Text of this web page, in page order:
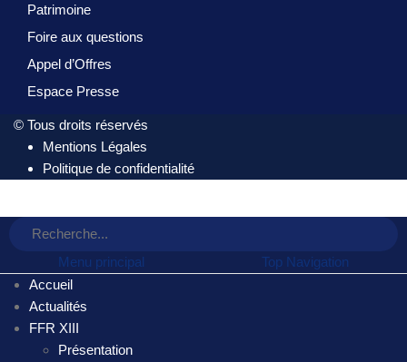
Patrimoine
Foire aux questions
Appel d’Offres
Espace Presse
© Tous droits réservés
Mentions Légales
Politique de confidentialité
Menu principal
Top Navigation
Accueil
Actualités
FFR XIII
Présentation